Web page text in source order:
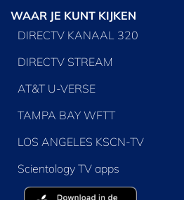
WAAR JE KUNT KIJKEN
DIRECTV KANAAL 320
DIRECTV STREAM
AT&T U-VERSE
TAMPA BAY WFTT
LOS ANGELES KSCN-TV
Scientology TV apps